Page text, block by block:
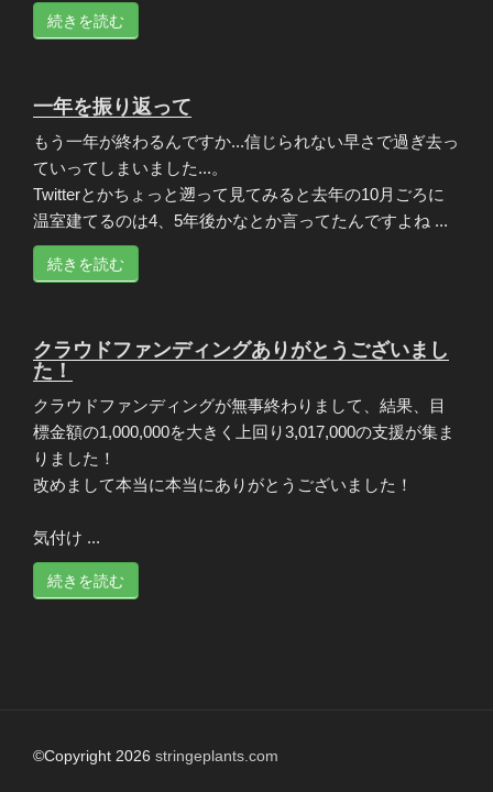
続きを読む
一年を振り返って
もう一年が終わるんですか...信じられない早さで過ぎ去っ
ていってしまいました...。
Twitterとかちょっと遡って見てみると去年の10月ごろに
温室建てるのは4、5年後かなとか言ってたんですよね ...
続きを読む
クラウドファンディングありがとうございまし
た！
クラウドファンディングが無事終わりまして、結果、目
標金額の1,000,000を大きく上回り3,017,000の支援が集ま
りました！
改めまして本当に本当にありがとうございました！
気付け ...
続きを読む
©Copyright 2026 stringeplants.com